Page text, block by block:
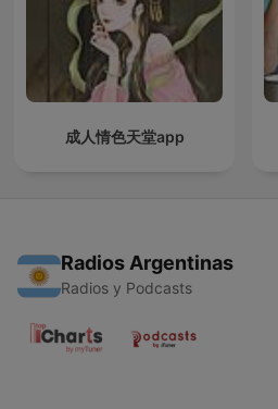
成人情色天堂app
Radios Argentinas
Radios y Podcasts